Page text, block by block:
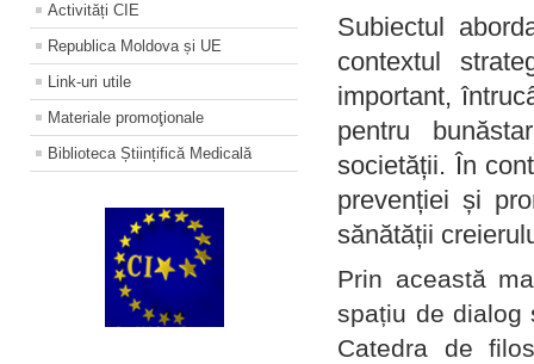
Activități CIE
Republica Moldova și UE
Link-uri utile
Materiale promoţionale
Biblioteca Științifică Medicală
Subiectul
contextul
important,
pentru
societății. În
prevenției și
sănătății
Prin această
spațiu de dialog
Catedra de